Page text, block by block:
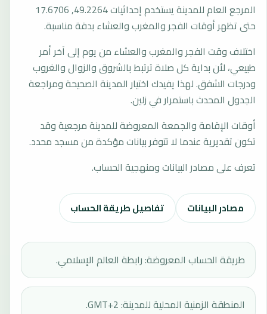
المرجع العام للمدينة يستخدم إحداثيات 49.2264, 17.6706
حتى تظهر أوقات الفجر والمغرب والعشاء بدقة مناسبة.
اختلاف وقت الفجر والمغرب والعشاء من يوم إلى آخر أمر
طبيعي، لأن بداية كل صلاة ترتبط بالشروق والزوال والغروب
ودرجات الشفق. لهذا يفيدك اختيار المدينة الصحيحة ومراجعة
الجدول المحدث باستمرار في زلين.
أوقات الإقامة والجمعة المعروضة للمدينة مرجعية وقد
تكون تقديرية عندما لا تتوفر بيانات مؤكدة من مسجد محدد.
تعرف على مصادر البيانات ومنهجية الحساب.
مصادر البيانات تفاصيل طريقة الحساب
طريقة الحساب المعروضة: رابطة العالم الإسلامي.
المنطقة الزمنية المحلية للمدينة: GMT+2.